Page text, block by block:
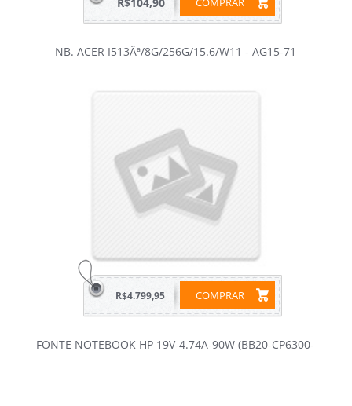
NB. ACER I513Âª/8G/256G/15.6/W11 - AG15-71
COMPRAR
R$4.799,95
FONTE NOTEBOOK HP 19V-4.74A-90W (BB20-CP6300-